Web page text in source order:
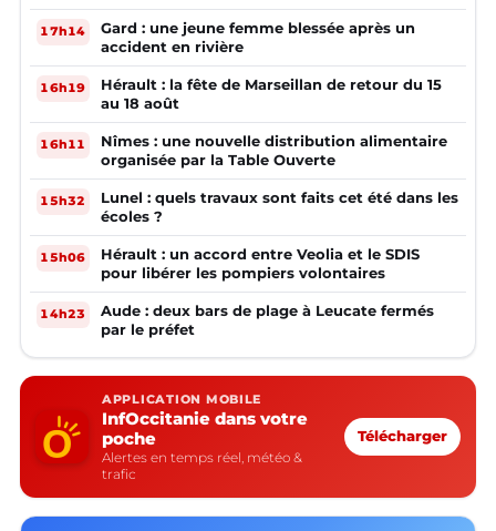
17h14
Gard : une jeune femme blessée après un
accident en rivière
16h19
Hérault : la fête de Marseillan de retour du 15
au 18 août
16h11
Nîmes : une nouvelle distribution alimentaire
organisée par la Table Ouverte
15h32
Lunel : quels travaux sont faits cet été dans les
écoles ?
15h06
Hérault : un accord entre Veolia et le SDIS
pour libérer les pompiers volontaires
14h23
Aude : deux bars de plage à Leucate fermés
par le préfet
APPLICATION MOBILE
InfOccitanie dans votre
poche
Alertes en temps réel, météo &
trafic
Télécharger